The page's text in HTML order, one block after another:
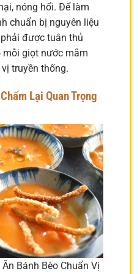
nóng hổi. Để làm
chuẩn bị nguyên liệu
được tuân thủ
mỗi giọt nước mắm
truyền thống.
Lại Quan Trọng
Bánh Bèo Chuẩn Vị